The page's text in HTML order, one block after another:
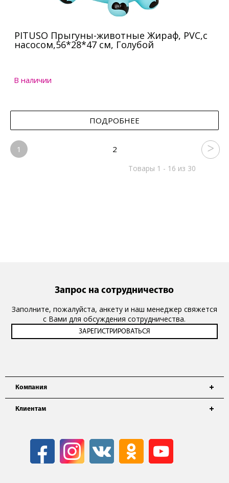
PITUSO Прыгуны-животные Жираф, PVC,с
насосом,56*28*47 см, Голубой
В наличии
ПОДРОБНЕЕ
1 2
Товары 1 - 16 из 30
Компания
Клиентам
Запрос на сотрудничество
Заполните, пожалуйста, анкету и наш менеджер свяжется
с Вами для обсуждения сотрудничества.